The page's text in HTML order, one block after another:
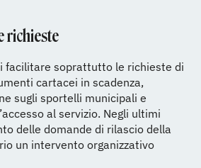
richieste
facilitare soprattutto le richieste di
cartacei in scadenza,
sugli sportelli municipali e
al servizio. Negli ultimi
delle domande di rilascio della
un intervento organizzativo